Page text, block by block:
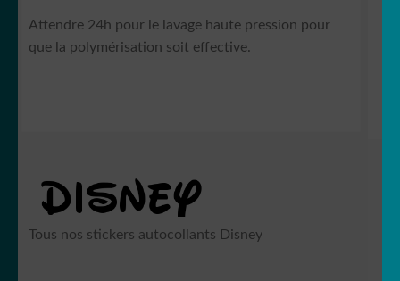
Attendre 24h pour le lavage haute pression pour
que la polymérisation soit effective.
Tous nos stickers autocollants Disney